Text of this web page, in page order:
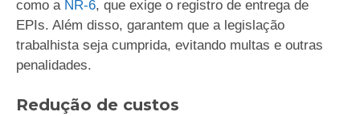
como a NR-6, que exige o registro de entrega de
EPIs. Além disso, garantem que a legislação
trabalhista seja cumprida, evitando multas e outras
penalidades.
Redução de custos